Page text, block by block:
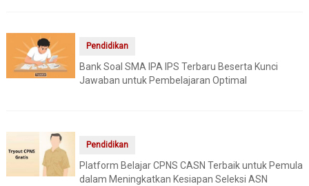
Pendidikan
Bank Soal SMA IPA IPS Terbaru Beserta Kunci
Jawaban untuk Pembelajaran Optimal
Pendidikan
Platform Belajar CPNS CASN Terbaik untuk Pemula
dalam Meningkatkan Kesiapan Seleksi ASN